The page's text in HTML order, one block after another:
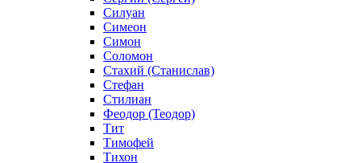
Силуан
Симеон
Симон
Соломон
Стахий (Станислав)
Стефан
Стилиан
Феодор (Теодор)
Тит
Тимофей
Тихон